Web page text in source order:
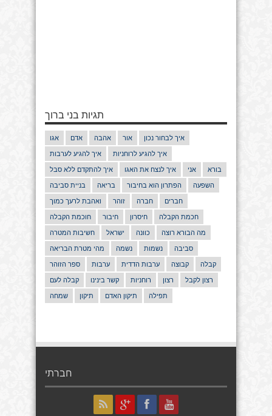
תגיות בני ברוך
אגו אדם אהבה אור איך לבחור נכון
איך להגיע לערבות איך להגיע לרוחניות
איך להתקדם ללא סבל איך לנצח את האגו אני בורא
בניית סביבה בריאה הפתרון הוא בחיבור השפעה
ואהבת לרעך כמוך זוהר חברה חברים
חוכמת הקבלה חיבור חיסרון חכמת הקבלה
חשיבות המטרה ישראל כוונה מה הבורא רוצה
מהי מטרת הבריאה נשמה נשמות סביבה
ספר הזוהר ערבות ערבות הדדית קבוצה קבלה
קבלה לעם קשר בינינו רוחניות רצון רצון לקבל
שמחה תיקון תיקון האדם תפילה
חברתי